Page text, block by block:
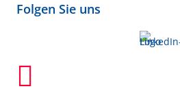
Folgen Sie uns
